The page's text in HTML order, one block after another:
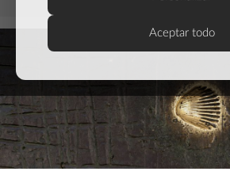
Aceptar todo